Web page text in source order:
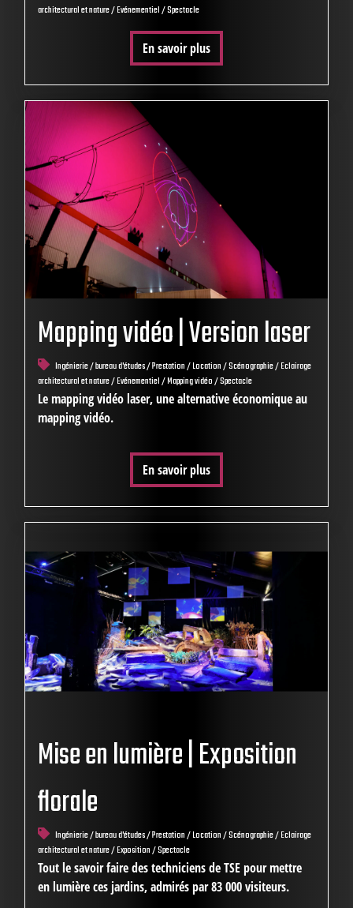
architectural et nature / Evénementiel / Spectacle
En savoir plus
Mapping vidéo | Version laser
Ingénierie / bureau d'études / Prestation / Location / Scénographie / Eclairage
architectural et nature / Evénementiel / Mapping vidéo / Spectacle
Le mapping vidéo laser, une alternative économique au
mapping vidéo.
En savoir plus
Mise en lumière | Exposition
florale
Ingénierie / bureau d'études / Prestation / Location / Scénographie / Eclairage
architectural et nature / Exposition / Spectacle
Tout le savoir faire des techniciens de TSE pour mettre
en lumière ces jardins, admirés par 83 000 visiteurs.